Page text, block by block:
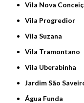
Vila Nova
Vila Progredior
Vila Suzana
Vila Tramontano
Vila Uberabinha
jardim São
Água Funda